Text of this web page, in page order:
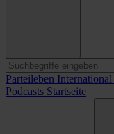
Parteileben International
Podcasts Startseite